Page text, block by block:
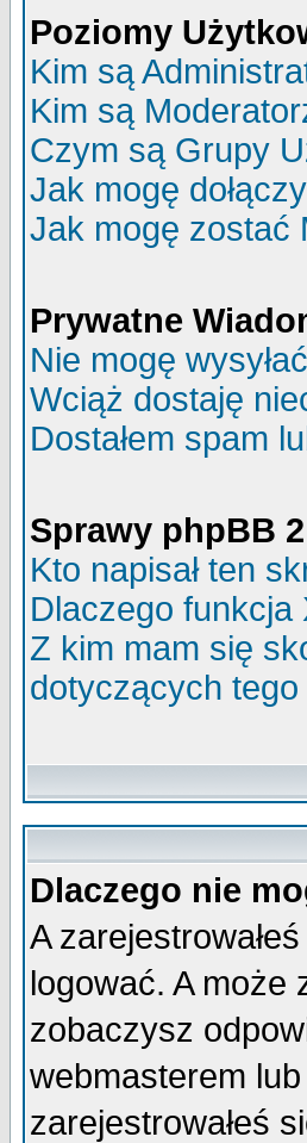
Poziomy
Kim są
Kim są
Czym są Grupy
Jak mogę
Jak mogę zostać
Prywatne
Nie mogę
Wciąż dostaję
Dostałem spam
Sprawy phpBB 2
Kto napisał ten
Dlaczego funkcja
Z kim mam się
dotyczących tego
Dlaczego nie
A
logować. A może
zobaczysz
webmasterem
zarejestrowałeś